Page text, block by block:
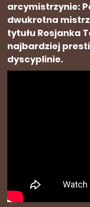
arcymistrzynie:
dwukrotna
tytułu Rosjanka
najbardziej
dyscyplinie.